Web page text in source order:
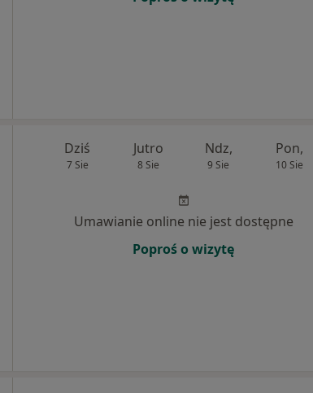
Dziś
7 Sie
Jutro
8 Sie
Ndz,
9 Sie
Pon,
10 Sie
Umawianie online nie jest dostępne
Poproś o wizytę